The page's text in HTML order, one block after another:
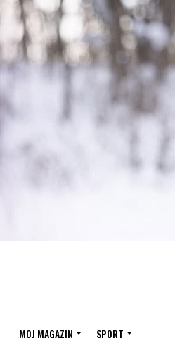
MOJ MAGAZIN SPORT